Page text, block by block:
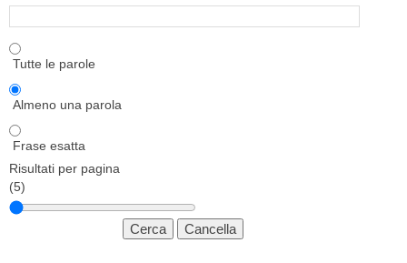
Tutte le parole
Almeno una parola
Frase esatta
Risultati per pagina
(5)